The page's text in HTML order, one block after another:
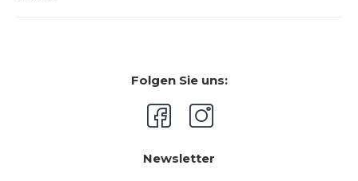
Folgen Sie uns:
Newsletter